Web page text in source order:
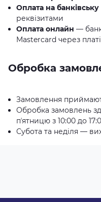
Оплата на
реквізитами
Оплата онлайн —
Mastercard через
Обробка
Замовлення
Обробка замовлень
пʼятницю з 10:00 до
Субота та неділя —